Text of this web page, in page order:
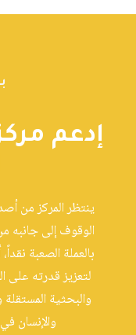
إدعم
ينتظر المركز من
الوقوف إلى جانبه
بالعملة الصعبة
لتعزيز قدرته على
والبحثية
والإنسان